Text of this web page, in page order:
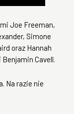
Joe Freeman,
Simone
oraz Hannah
Cavell.
Na razie nie